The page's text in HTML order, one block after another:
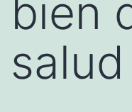
bien
salud